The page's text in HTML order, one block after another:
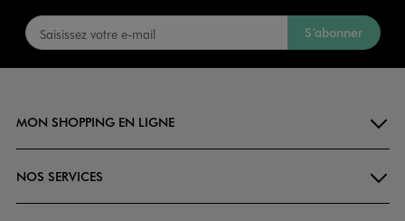
S’abonner
MON SHOPPING EN LIGNE
NOS SERVICES